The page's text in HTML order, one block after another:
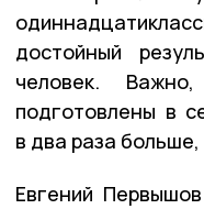
достойный
человек.
подготовлены в
в два раза
Евгений